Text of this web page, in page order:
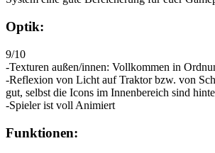
Optik:
9/10
-Texturen außen/innen: Vollkommen in
-Reflexion von Licht auf Traktor bzw. von
gut, selbst die Icons im Innenbereich sind
-Spieler ist voll Animiert
Funktionen: